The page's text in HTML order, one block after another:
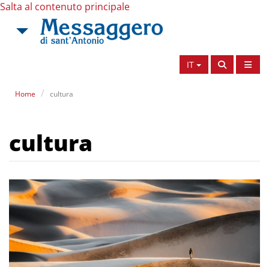
Salta al contenuto principale
IT
Home cultura
cultura